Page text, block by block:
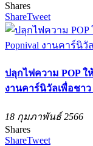
Shares
ShareTweet
ปลุกไฟความ POP ใ
งานคาร์นิวัลเพื่อชาว
18 กุมภาพันธ์ 2566
Shares
ShareTweet